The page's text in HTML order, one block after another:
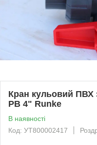
Кран кульовий ПВХ
РВ 4" Runke
В наявності
Код: УТ800002417